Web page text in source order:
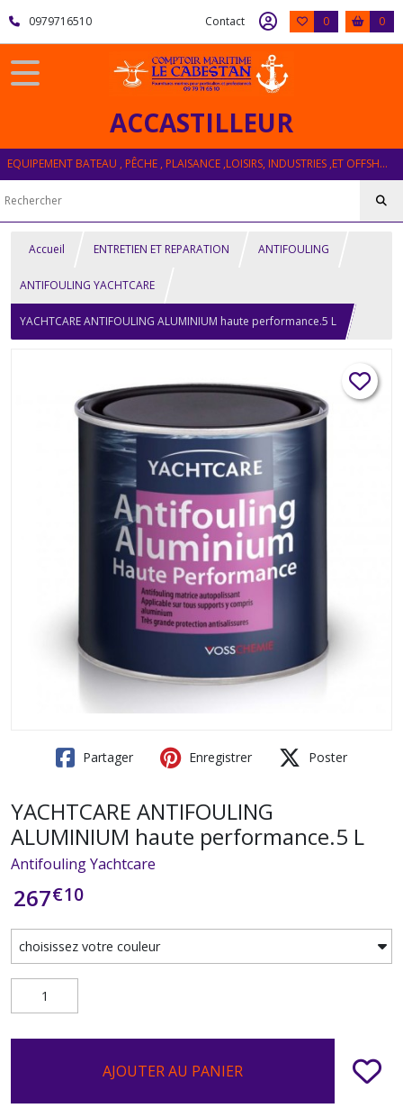
0979716510 Contact 0 0
ACCASTILLEUR
EQUIPEMENT BATEAU , PÊCHE , PLAISANCE ,LOISIRS, INDUSTRIES ,ET OFFSHORE
Accueil ENTRETIEN ET REPARATION ANTIFOULING
ANTIFOULING YACHTCARE
YACHTCARE ANTIFOULING ALUMINIUM haute performance.5 L
Partager Enregistrer Poster
YACHTCARE ANTIFOULING
ALUMINIUM haute performance.5 L
Antifouling Yachtcare
267€10
AJOUTER AU PANIER